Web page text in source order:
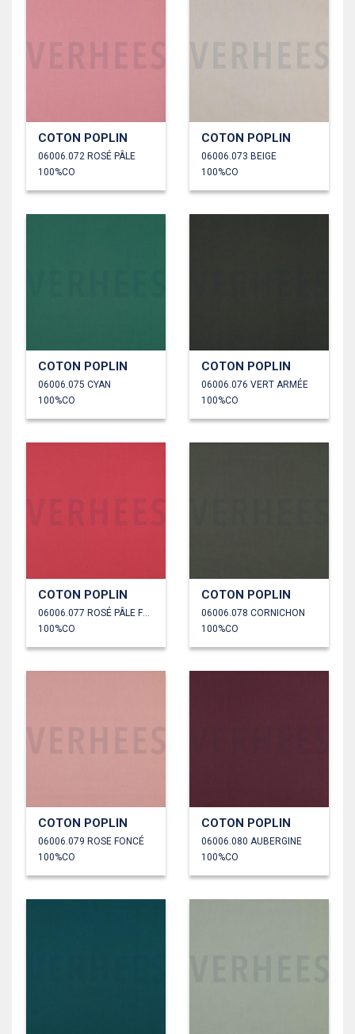
COTON POPLIN
06006.072 ROSÉ PÂLE
100%CO
COTON POPLIN
06006.073 BEIGE
100%CO
COTON POPLIN
06006.075 CYAN
100%CO
COTON POPLIN
06006.076 VERT ARMÉE
100%CO
COTON POPLIN
06006.077 ROSÉ PÂLE FONCÉ
100%CO
COTON POPLIN
06006.078 CORNICHON
100%CO
COTON POPLIN
06006.079 ROSE FONCÉ
100%CO
COTON POPLIN
06006.080 AUBERGINE
100%CO